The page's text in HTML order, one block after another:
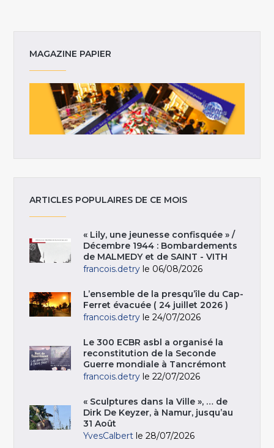
MAGAZINE PAPIER
ARTICLES POPULAIRES DE CE MOIS
« Lily, une jeunesse confisquée » /
Décembre 1944 : Bombardements
de MALMEDY et de SAINT - VITH
francois.detry le 06/08/2026
L’ensemble de la presqu’île du Cap-
Ferret évacuée ( 24 juillet 2026 )
francois.detry le 24/07/2026
Le 300 ECBR asbl a organisé la
reconstitution de la Seconde
Guerre mondiale à Tancrémont
francois.detry le 22/07/2026
« Sculptures dans la Ville », … de
Dirk De Keyzer, à Namur, jusqu’au
31 Août
YvesCalbert le 28/07/2026